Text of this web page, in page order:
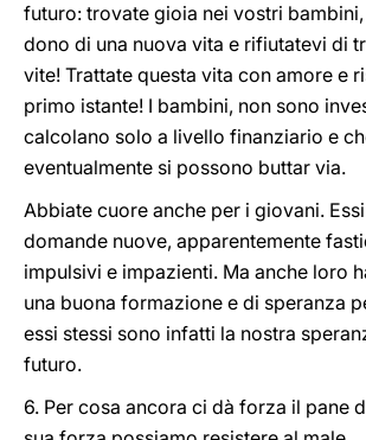
futuro: trovate gioia nei vostri
dono di una nuova vita e rifiutatevi di
vite! Trattate questa vita con amore e
primo istante! I bambini, non sono
calcolano solo a livello finanziario e
eventualmente si possono buttar via.
Abbiate cuore anche per i giovani.
domande nuove, apparentemente
impulsivi e impazienti. Ma anche loro
una buona formazione e di speranza
essi stessi sono infatti la nostra
futuro.
6. Per cosa ancora ci dà forza il pane